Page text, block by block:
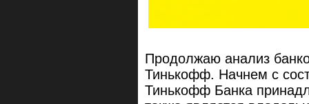
Продолжаю анализ
Тинькофф. Начнем с
Тинькофф Банка